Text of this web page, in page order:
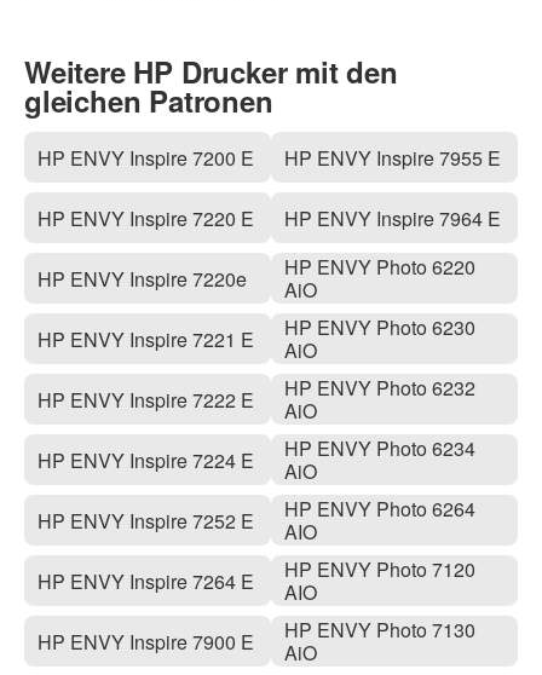
Weitere HP Drucker mit den
gleichen Patronen
HP ENVY Inspire 7200 E
HP ENVY Inspire 7220 E
HP ENVY Inspire 7220e
HP ENVY Inspire 7221 E
HP ENVY Inspire 7222 E
HP ENVY Inspire 7224 E
HP ENVY Inspire 7252 E
HP ENVY Inspire 7264 E
HP ENVY Inspire 7900 E
HP ENVY Inspire 7955 E
HP ENVY Inspire 7964 E
HP ENVY Photo 6220
AiO
HP ENVY Photo 6230
AiO
HP ENVY Photo 6232
AiO
HP ENVY Photo 6234
AiO
HP ENVY Photo 6264
AIO
HP ENVY Photo 7120
AIO
HP ENVY Photo 7130
AiO